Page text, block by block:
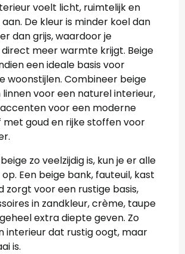
voelt licht, ruimtelijk en
De kleur is minder koel dan
dan grijs, waardoor je
meer warmte krijgt. Beige
een ideale basis voor
woonstijlen. Combineer beige
voor een naturel interieur,
voor een moderne
goud en rijke stoffen voor
zo veelzijdig is, kun je er alle
Een beige bank, fauteuil, kast
zorgt voor een rustige basis,
in zandkleur, crème, taupe
extra diepte geven. Zo
interieur dat rustig oogt, maar
is.